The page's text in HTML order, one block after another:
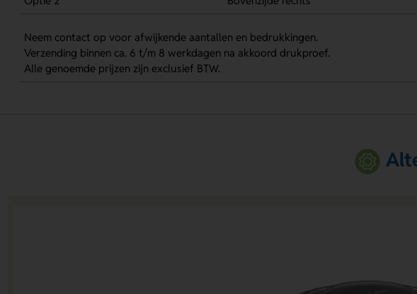
Neem contact op voor afwijkende aantallen en bedrukkingen.
Verzending binnen ca. 6 t/m 8 werkdagen na akkoord drukproef.
Alle genoemde prijzen zijn exclusief BTW.